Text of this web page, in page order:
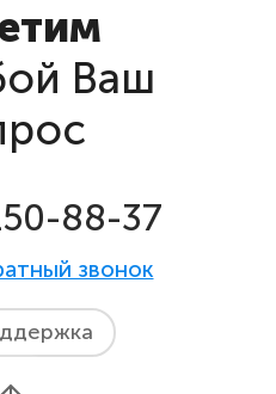
Ваш
88-37
звонок